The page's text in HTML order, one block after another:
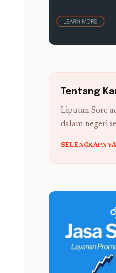
Tentang
Liputan Sore
dalam negeri